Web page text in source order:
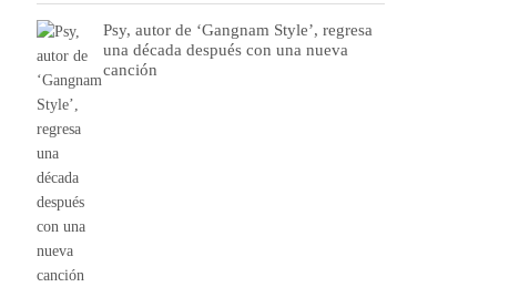
Psy, autor de ‘Gangnam Style’, regresa
una década después con una nueva
canción